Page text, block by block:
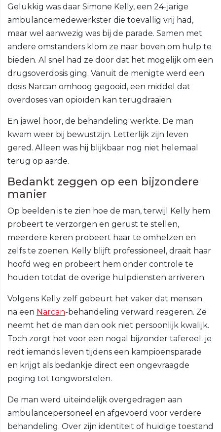
Gelukkig was daar Simone Kelly, een 24-jarige
ambulancemedewerkster die toevallig vrij had,
maar wel aanwezig was bij de parade. Samen met
andere omstanders klom ze naar boven om hulp te
bieden. Al snel had ze door dat het mogelijk om een
drugsoverdosis ging. Vanuit de menigte werd een
dosis Narcan omhoog gegooid, een middel dat
overdoses van opioïden kan terugdraaien.
En jawel hoor, de behandeling werkte. De man
kwam weer bij bewustzijn. Letterlijk zijn leven
gered. Alleen was hij blijkbaar nog niet helemaal
terug op aarde.
Bedankt zeggen op een bijzondere
manier
Op beelden is te zien hoe de man, terwijl Kelly hem
probeert te verzorgen en gerust te stellen,
meerdere keren probeert haar te omhelzen en
zelfs te zoenen. Kelly blijft professioneel, draait haar
hoofd weg en probeert hem onder controle te
houden totdat de overige hulpdiensten arriveren.
Volgens Kelly zelf gebeurt het vaker dat mensen
na een Narcan-behandeling verward reageren. Ze
neemt het de man dan ook niet persoonlijk kwalijk.
Toch zorgt het voor een nogal bijzonder tafereel: je
redt iemands leven tijdens een kampioensparade
en krijgt als bedankje direct een ongevraagde
poging tot tongworstelen.
De man werd uiteindelijk overgedragen aan
ambulancepersoneel en afgevoerd voor verdere
behandeling. Over zijn identiteit of huidige toestand